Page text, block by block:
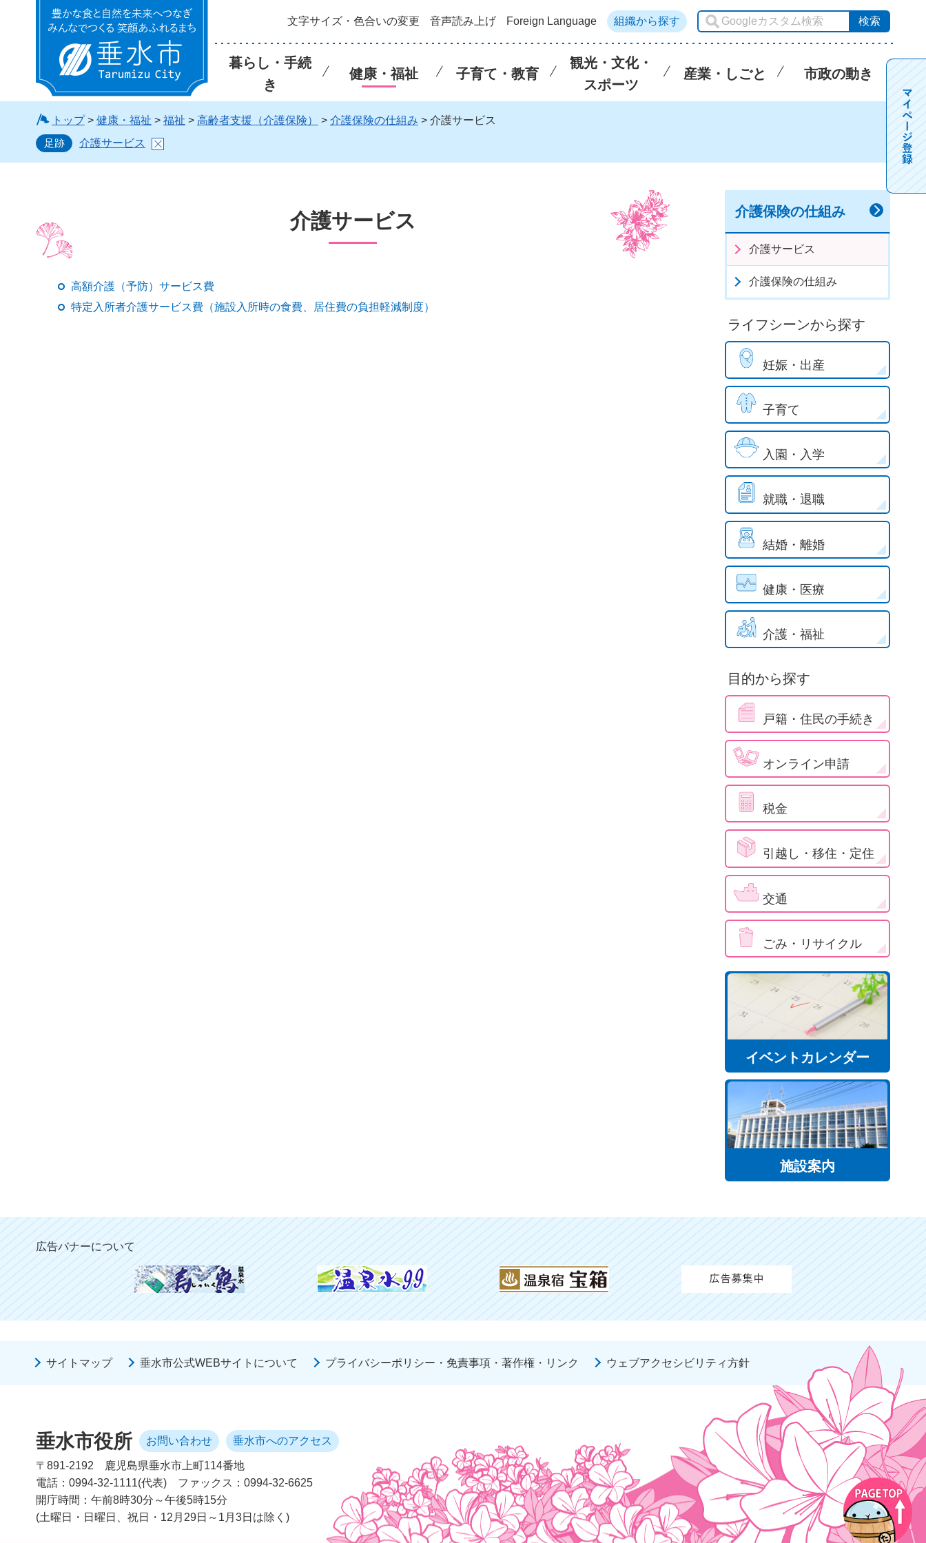
垂水市 文字サイズ・色合いの変更 音声読み上げ Foreign Language 組織から探す
暮らし・手続
き
健康・福祉 子育て・教育
観光・文化・
スポーツ
産業・しごと 市政の動き
トップ> 健康・福祉 > 福祉 > 高齢者支援（介護保険） > 介護保険の仕組み > 介護サービス
足跡
介護サービス
介護サービス
高額介護（予防）サービス費
特定入所者介護サービス費（施設入所時の食費、居住費の負担軽減制度）
介護保険の仕組み
介護サービス
介護保険の仕組み
ライフシーンから探す
妊娠・出産
子育て
入園・入学
就職・退職
結婚・離婚
健康・医療
介護・福祉
目的から探す
戸籍・住民の手続き
オンライン申請
税金
引越し・移住・定住
交通
ごみ・リサイクル
イベントカレンダー
施設案内
広告バナーについて
サイトマップ 垂水市公式WEBサイトについて プライバシーポリシー・免責事項・著作権・リンク ウェブアクセシビリティ方針
垂水市役所 お問い合わせ 垂水市へのアクセス
〒891-2192
鹿児島県垂水市上町114番地
電話：0994-32-1111(代表)
ファックス：0994-32-6625
開庁時間：午前8時30分～午後5時15分
(土曜日・日曜日、祝日・12月29日～1月3日は除く)